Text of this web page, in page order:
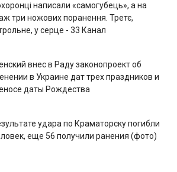
написали «самогубець», а на
аж три ножових поранення. Третє,
у серце - 33 Канал
внес в Раду законопроект об
в Украине дат трех праздников и
даты Рождества
удара по Краматорску погибли
еще 56 получили ранения (фото)